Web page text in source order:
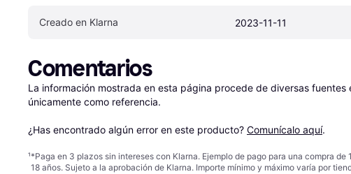
Creado en Klarna 2023-11-11
Comentarios
La información mostrada en esta página procede de diversas
únicamente como referencia.
¿Has encontrado algún error en este producto? Comunícalo aquí.
¹*Paga en 3 plazos sin intereses con Klarna. Ejemplo de pago para una compra
18 años. Sujeto a la aprobación de Klarna. Importe mínimo y máximo varía por